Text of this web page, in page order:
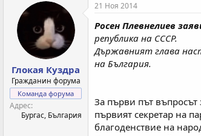
к
и
и
:
Глокая Куздра
Гражданин форума
Команда форума
Адрес
Бургас, България
21 Ноя 2014
Росен Плевнелиев
република на СССР.
Държавният глава
на България.
За първи път
първият секретар на
благоденствие на